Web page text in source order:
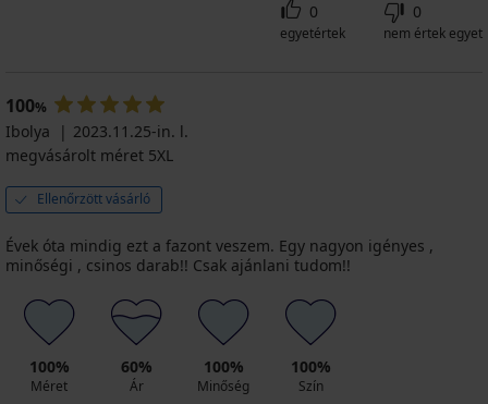
0
egyetértek
0
nem értek egyet
100%
Ibolya
2023.11.25-in. l.
megvásárolt méret 5XL
Ellenőrzött vásárló
Évek óta mindig ezt a fazont veszem. Egy nagyon igényes ,
minőségi , csinos darab!! Csak ajánlani tudom!!
100%
Méret
60%
Ár
100%
Minőség
100%
Szín